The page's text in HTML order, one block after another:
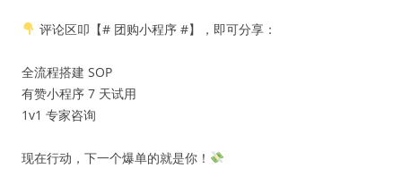
评论区叩【# 团购小程序 #】，即可分享：
全流程搭建 SOP
有赞小程序 7 天试用
1v1 专家咨询
现在行动，下一个爆单的就是你！